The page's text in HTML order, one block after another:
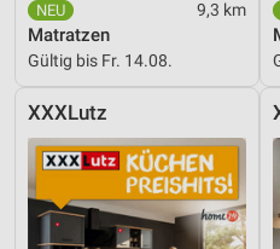
9,3 km
Matratzen
Gültig bis Fr. 14.08.
XXXLutz